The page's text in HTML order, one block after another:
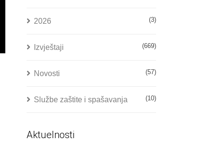
2026 (3)
Izvještaji (669)
Novosti (57)
Službe zaštite i spašavanja (10)
Aktuelnosti